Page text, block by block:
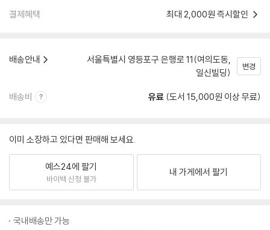
결제혜택 최대 2,000원 즉시할인
배송안내
서울특별시 영등포구 은행로 11(여의도동,
일신빌딩)
변경
배송비 유료 (도서 15,000원 이상 무료)
이미 소장하고 있다면 판매해 보세요.
예스24에 팔기
바이백 신청 불가
내 가게에서 팔기
국내배송만 가능